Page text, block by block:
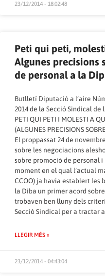
23/12/2014 - 18:02:48
Peti qui peti,
Algunes precisions
de personal a la
Butlletí Diputació a l’aire
2014 de la Secció Sindical
PETI QUI PETI I MOLESTI A
(ALGUNES PRECISIONS
El proppassat 24 de
sobre les negociacions
sobre promoció de personal
moment en el qual l’actual
CCOO) ja havia establert les
la Diba un primer acord
trobaven ben lluny dels
Secció Sindical per a tractar
LLEGIR MÉS »
23/12/2014 - 04:43:04